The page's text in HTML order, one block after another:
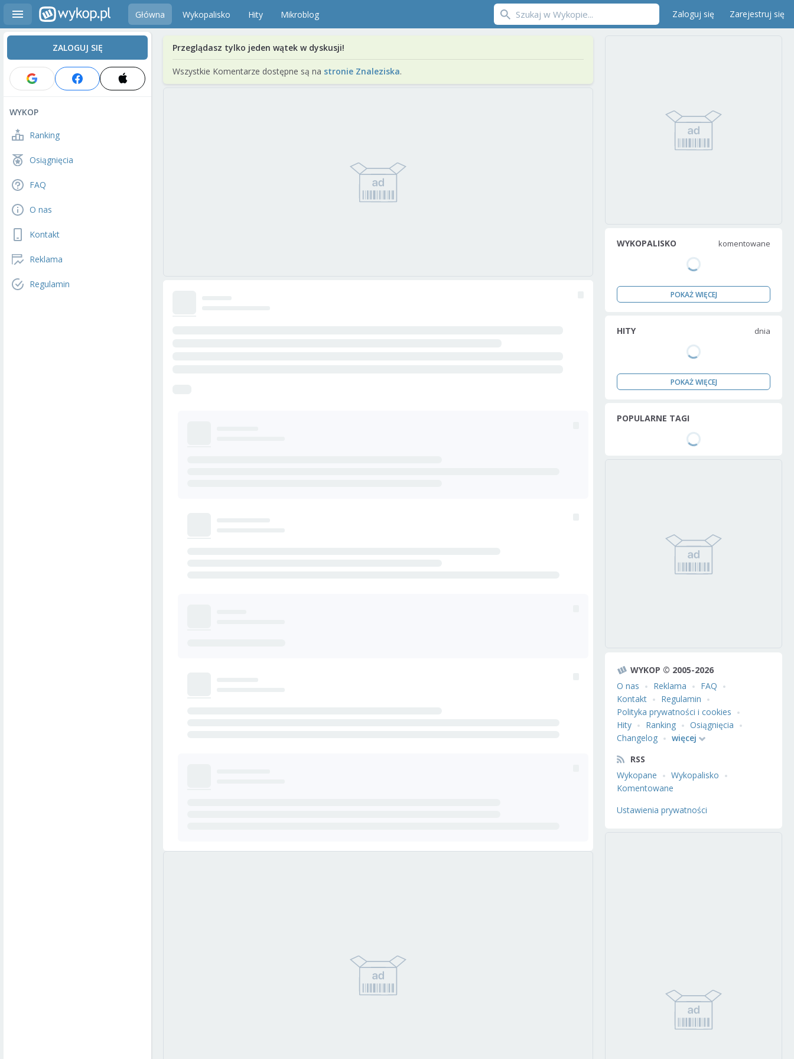
Główna Wykopalisko Hity Mikroblog Zaloguj się Zarejestruj się
ZALOGUJ SIĘ
WYKOP
Ranking
Osiągnięcia
FAQ
O nas
Kontakt
Reklama
Regulamin
Przeglądasz tylko jeden wątek w dyskusji!
Wszystkie Komentarze dostępne są na stronie Znaleziska.
WYKOPALISKO komentowane
POKAŻ WIĘCEJ
HITY dnia
POKAŻ WIĘCEJ
POPULARNE TAGI
WYKOP © 2005-2026
O nas
Reklama
FAQ
Kontakt
Regulamin
Polityka prywatności i cookies
Hity
Ranking
Osiągnięcia
Changelog
więcej
RSS
Wykopane
Wykopalisko
Komentowane
Ustawienia prywatności